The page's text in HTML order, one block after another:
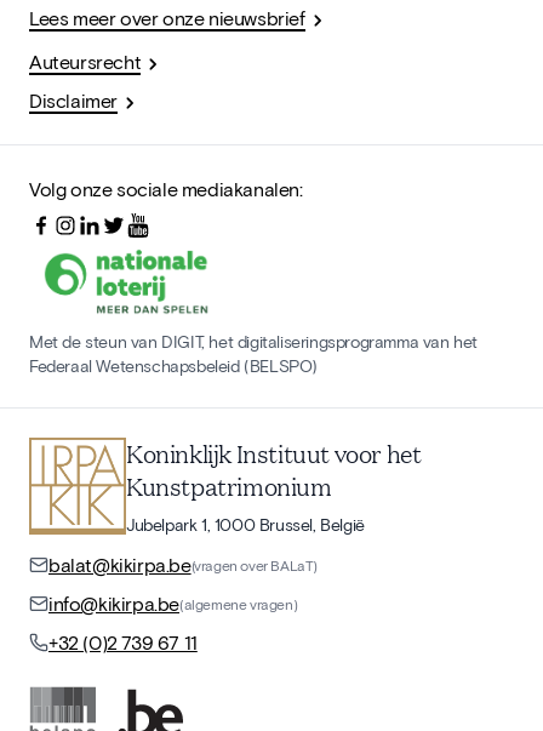
Lees meer over onze nieuwsbrief
Auteursrecht
Disclaimer
Volg onze sociale mediakanalen:
Met de steun van DIGIT, het digitaliseringsprogramma van het
Federaal Wetenschapsbeleid (BELSPO)
Koninklijk Instituut voor het
Kunstpatrimonium
Jubelpark 1, 1000 Brussel, België
balat@kikirpa.be(vragen over BALaT)
info@kikirpa.be(algemene vragen)
+32 (0)2 739 67 11